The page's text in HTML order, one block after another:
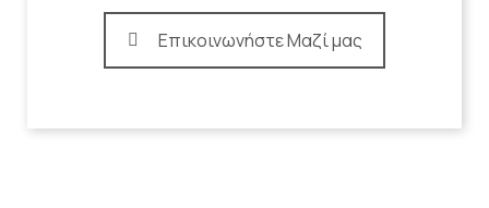
Επικοινωνήστε Μαζί μας